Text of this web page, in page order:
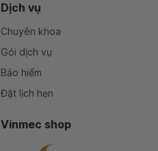
Dịch vụ
Chuyên khoa
Gói dịch vụ
Bảo hiểm
Đặt lịch hẹn
Vinmec shop